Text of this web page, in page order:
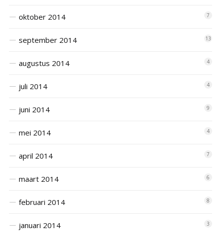
oktober 2014 7
september 2014 13
augustus 2014 4
juli 2014 4
juni 2014 9
mei 2014 4
april 2014 7
maart 2014 6
februari 2014 8
januari 2014 3